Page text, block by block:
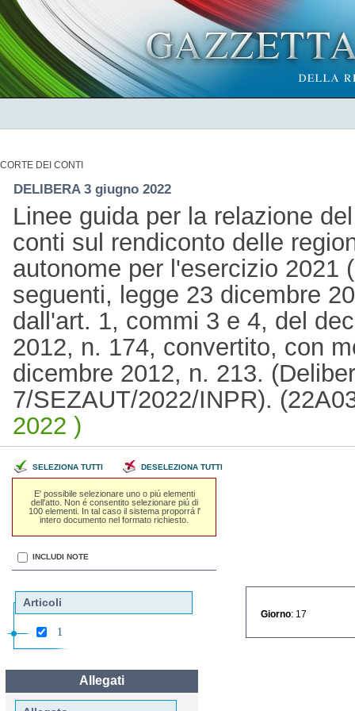
CORTE DEI CONTI
DELIBERA 3 giugno 2022
Linee guida per la relazione
conti sul rendiconto delle
autonome per l'esercizio 2021
seguenti, legge 23 dicembre
dall'art. 1, commi 3 e 4, del
2012, n. 174, convertito, con
dicembre 2012, n. 213.
7/SEZAUT/2022/INPR).
2022 )
SELEZIONA TUTTI DESELEZIONA TUTTI
E' possibile selezionare uno o piú elementi
dell'atto. Non é consentito selezionare piú di
100 elementi. In tal caso il sistema proporrá l'
intero documento nel formato richiesto.
INCLUDI NOTE
Articoli
1
Allegati
Giorno : 17